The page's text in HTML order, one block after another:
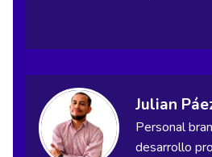
Julian
Personal
desarrollo